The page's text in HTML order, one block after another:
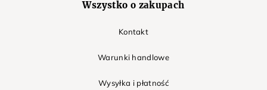
Wszystko o zakupach
Kontakt
Warunki handlowe
Wysyłka i płatność